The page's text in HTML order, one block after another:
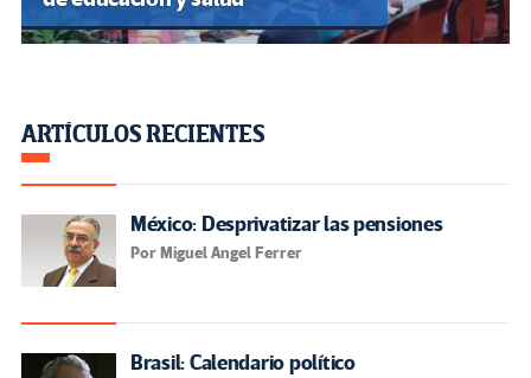
ARTÍCULOS RECIENTES
México: Desprivatizar las pensiones
Por Miguel Angel Ferrer
Brasil: Calendario político